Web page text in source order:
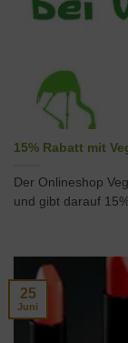
15% Rabatt mit
Der Onlineshop
und gibt darauf
25
Juni